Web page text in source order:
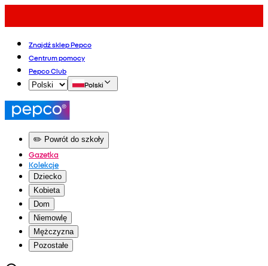
Znajdź sklep Pepco
Centrum pomocy
Pepco Club
Polski
✏️ Powrót do szkoły
Gazetka
Kolekcje
Dziecko
Kobieta
Dom
Niemowlę
Mężczyzna
Pozostałe